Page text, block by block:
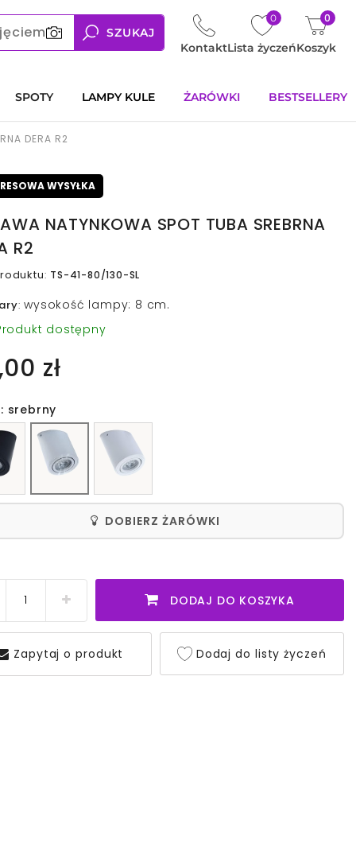
SZUKAJ
0
Koszyk
0
Lista życzeń
Kontakt
SPOTY LAMPY KULE ŻARÓWKI BESTSELLERY
DERA R2
WYSYŁKA
NATYNKOWA SPOT TUBA SREBRNA
R2
: TS-41-80/130-SL
: wysokość lampy: 8 cm.
dostępny
zł
srebrny
DOBIERZ ŻARÓWKI
DODAJ DO KOSZYKA
Zapytaj o produkt Dodaj do listy życzeń